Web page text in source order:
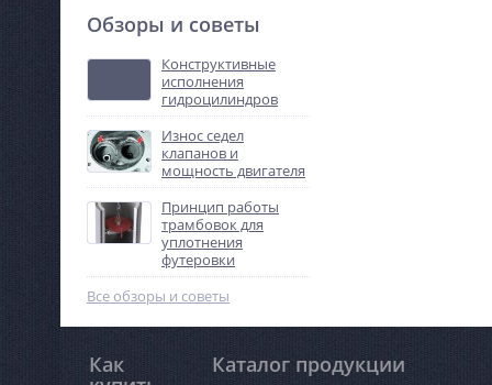
Обзоры и советы
Конструктивные
исполнения
гидроцилиндров
Износ седел
клапанов и
мощность двигателя
Принцип работы
трамбовок для
уплотнения
футеровки
Все обзоры и советы
Как Каталог продукции